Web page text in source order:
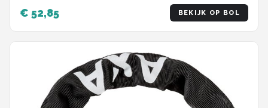
€ 52,85 BEKIJK OP BOL